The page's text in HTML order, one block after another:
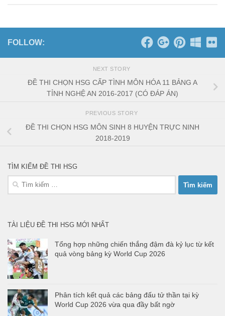
FOLLOW:
NEXT STORY
ĐỀ THI CHỌN HSG CẤP TÌNH MÔN HÓA 11 BẢNG A
TỈNH NGHỆ AN 2016-2017 (CÓ ĐÁP ÁN)
PREVIOUS STORY
ĐỀ THI CHỌN HSG MÔN SINH 8 HUYỆN TRỰC NINH
2018-2019
TÌM KIẾM ĐỀ THI HSG
Tìm
TÀI LIỆU ĐỀ THI HSG MỚI NHẤT
Tổng hợp những chiến thắng đậm đà kỷ lục từ kết
quả vòng bảng kỳ World Cup 2026
Phân tích kết quả các bảng đấu tử thần tại kỳ
World Cup 2026 vừa qua đầy bất ngờ